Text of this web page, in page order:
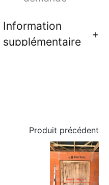
Information
supplémentaire
Produit précédent